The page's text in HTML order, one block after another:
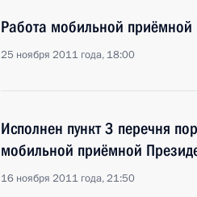
Работа мобильной приёмной
25 ноября 2011 года, 18:00
Исполнен пункт 3 перечня
мобильной приёмной
16 ноября 2011 года, 21:50